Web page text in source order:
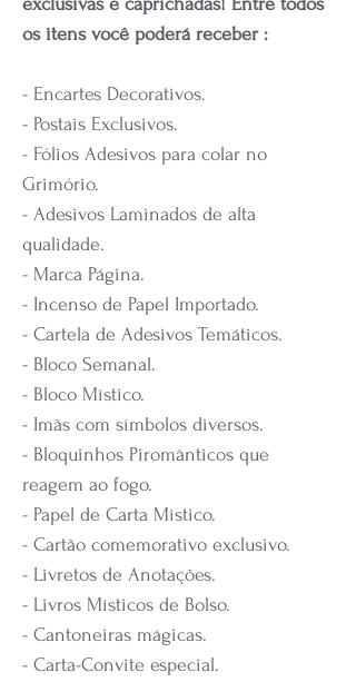
os itens você poderá receber :
- Encartes Decorativos.
- Postais Exclusivos.
- Fólios Adesivos para colar no
Grimório.
- Adesivos Laminados de alta
qualidade.
- Marca Página.
- Incenso de Papel Importado.
- Cartela de Adesivos Temáticos.
- Bloco Semanal.
- Bloco Místico.
- Imãs com símbolos diversos.
- Bloquinhos Piromânticos que
reagem ao fogo.
- Papel de Carta Místico.
- Cartão comemorativo exclusivo.
- Livretos de Anotações.
- Livros Místicos de Bolso.
- Cantoneiras mágicas.
- Carta-Convite especial.